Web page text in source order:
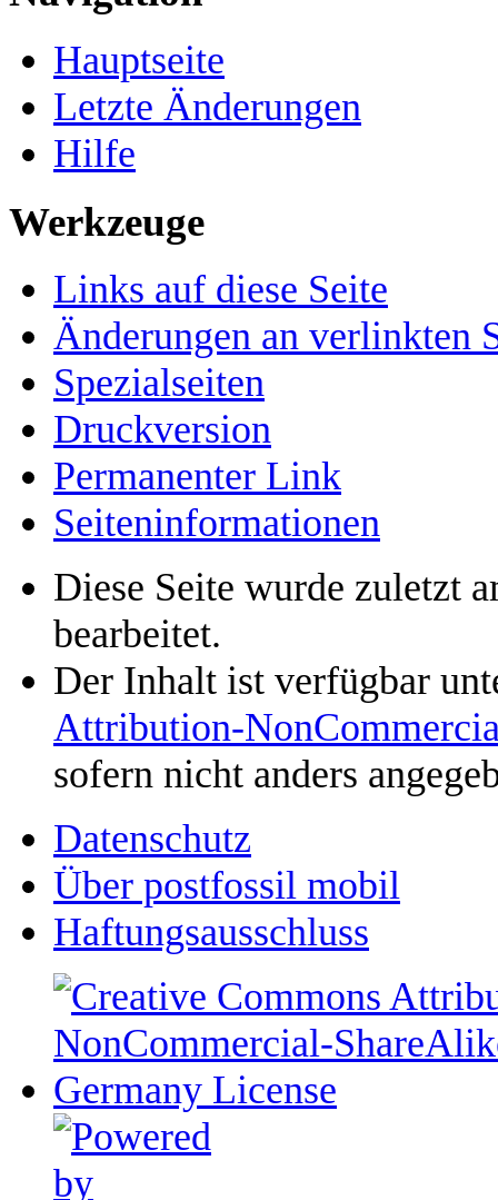
Hauptseite
Letzte Änderungen
Hilfe
Werkzeuge
Links auf diese Seite
Änderungen an verlinkten
Spezialseiten
Druckversion
Permanenter Link
Seiten­informationen
Diese Seite wurde zuletzt
bearbeitet.
Der Inhalt ist verfügbar
Attribution-
sofern nicht anders
Datenschutz
Über postfossil mobil
Haftungsausschluss